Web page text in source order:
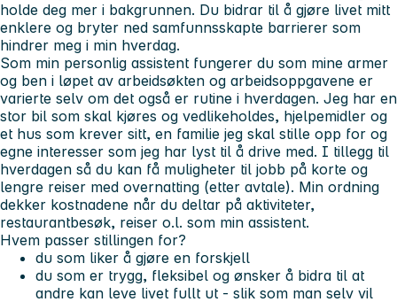
holde deg mer i bakgrunnen. Du bidrar til å gjøre livet mitt
enklere og bryter ned samfunnsskapte barrierer som
hindrer meg i min hverdag.
Som min personlig assistent fungerer du som mine armer
og ben i løpet av arbeidsøkten og arbeidsoppgavene er
varierte selv om det også er rutine i hverdagen. Jeg har en
stor bil som skal kjøres og vedlikeholdes, hjelpemidler og
et hus som krever sitt, en familie jeg skal stille opp for og
egne interesser som jeg har lyst til å drive med. I tillegg til
hverdagen så du kan få muligheter til jobb på korte og
lengre reiser med overnatting (etter avtale). Min ordning
dekker kostnadene når du deltar på aktiviteter,
restaurantbesøk, reiser o.l. som min assistent.
Hvem passer stillingen for?
du som liker å gjøre en forskjell
du som er trygg, fleksibel og ønsker å bidra til at
andre kan leve livet fullt ut - slik som man selv vil